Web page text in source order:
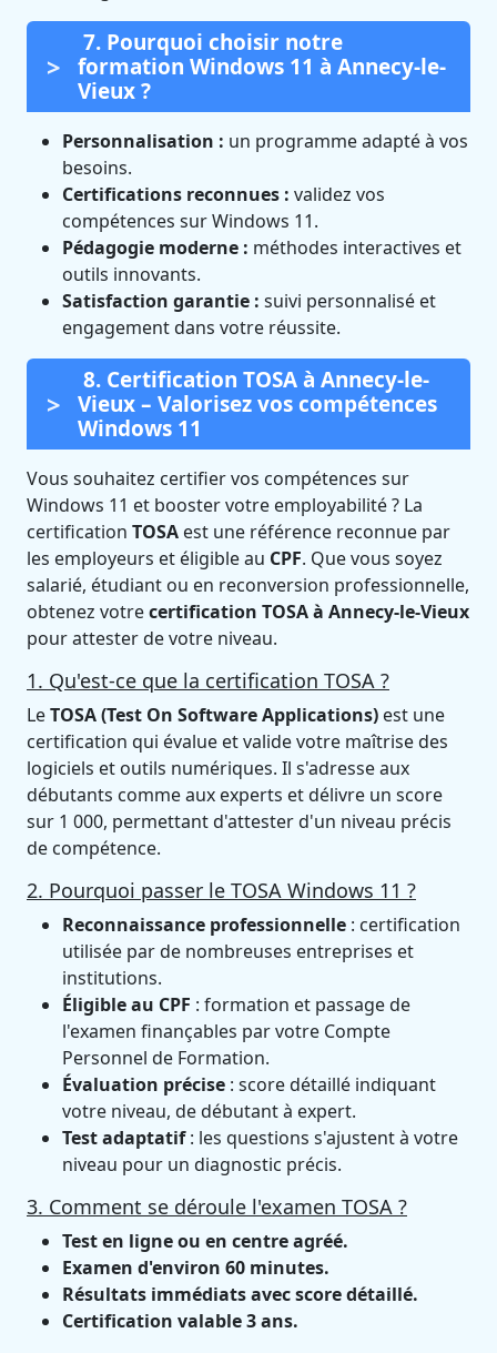
7. Pourquoi choisir notre
formation Windows 11 à Annecy-le-
Vieux ?
Personnalisation : un programme adapté à vos
besoins.
Certifications reconnues : validez vos
compétences sur Windows 11.
Pédagogie moderne : méthodes interactives et
outils innovants.
Satisfaction garantie : suivi personnalisé et
engagement dans votre réussite.
8. Certification TOSA à Annecy-le-
Vieux – Valorisez vos compétences
Windows 11
Vous souhaitez certifier vos compétences sur
Windows 11 et booster votre employabilité ? La
certification TOSA est une référence reconnue par
les employeurs et éligible au CPF. Que vous soyez
salarié, étudiant ou en reconversion professionnelle,
obtenez votrecertification TOSA à Annecy-le-Vieux
pour attester de votre niveau.
1. Qu'est-ce que la certification TOSA ?
LeTOSA (Test On Software Applications) est une
certification qui évalue et valide votre maîtrise des
logiciels et outils numériques. Il s'adresse aux
débutants comme aux experts et délivre un score
sur 1 000, permettant d'attester d'un niveau précis
de compétence.
2. Pourquoi passer le TOSA Windows 11 ?
Reconnaissance professionnelle : certification
utilisée par de nombreuses entreprises et
institutions.
Éligible au CPF : formation et passage de
l'examen finançables par votre Compte
Personnel de Formation.
Évaluation précise : score détaillé indiquant
votre niveau, de débutant à expert.
Test adaptatif: les questions s'ajustent à votre
niveau pour un diagnostic précis.
3. Comment se déroule l'examen TOSA ?
Test en ligne ou en centre agréé.
Examen d'environ 60 minutes.
Résultats immédiats avec score détaillé.
Certification valable 3 ans.